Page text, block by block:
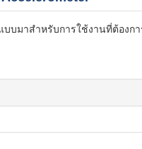
บบมาสําหรับการใช้งานที่ต้อง